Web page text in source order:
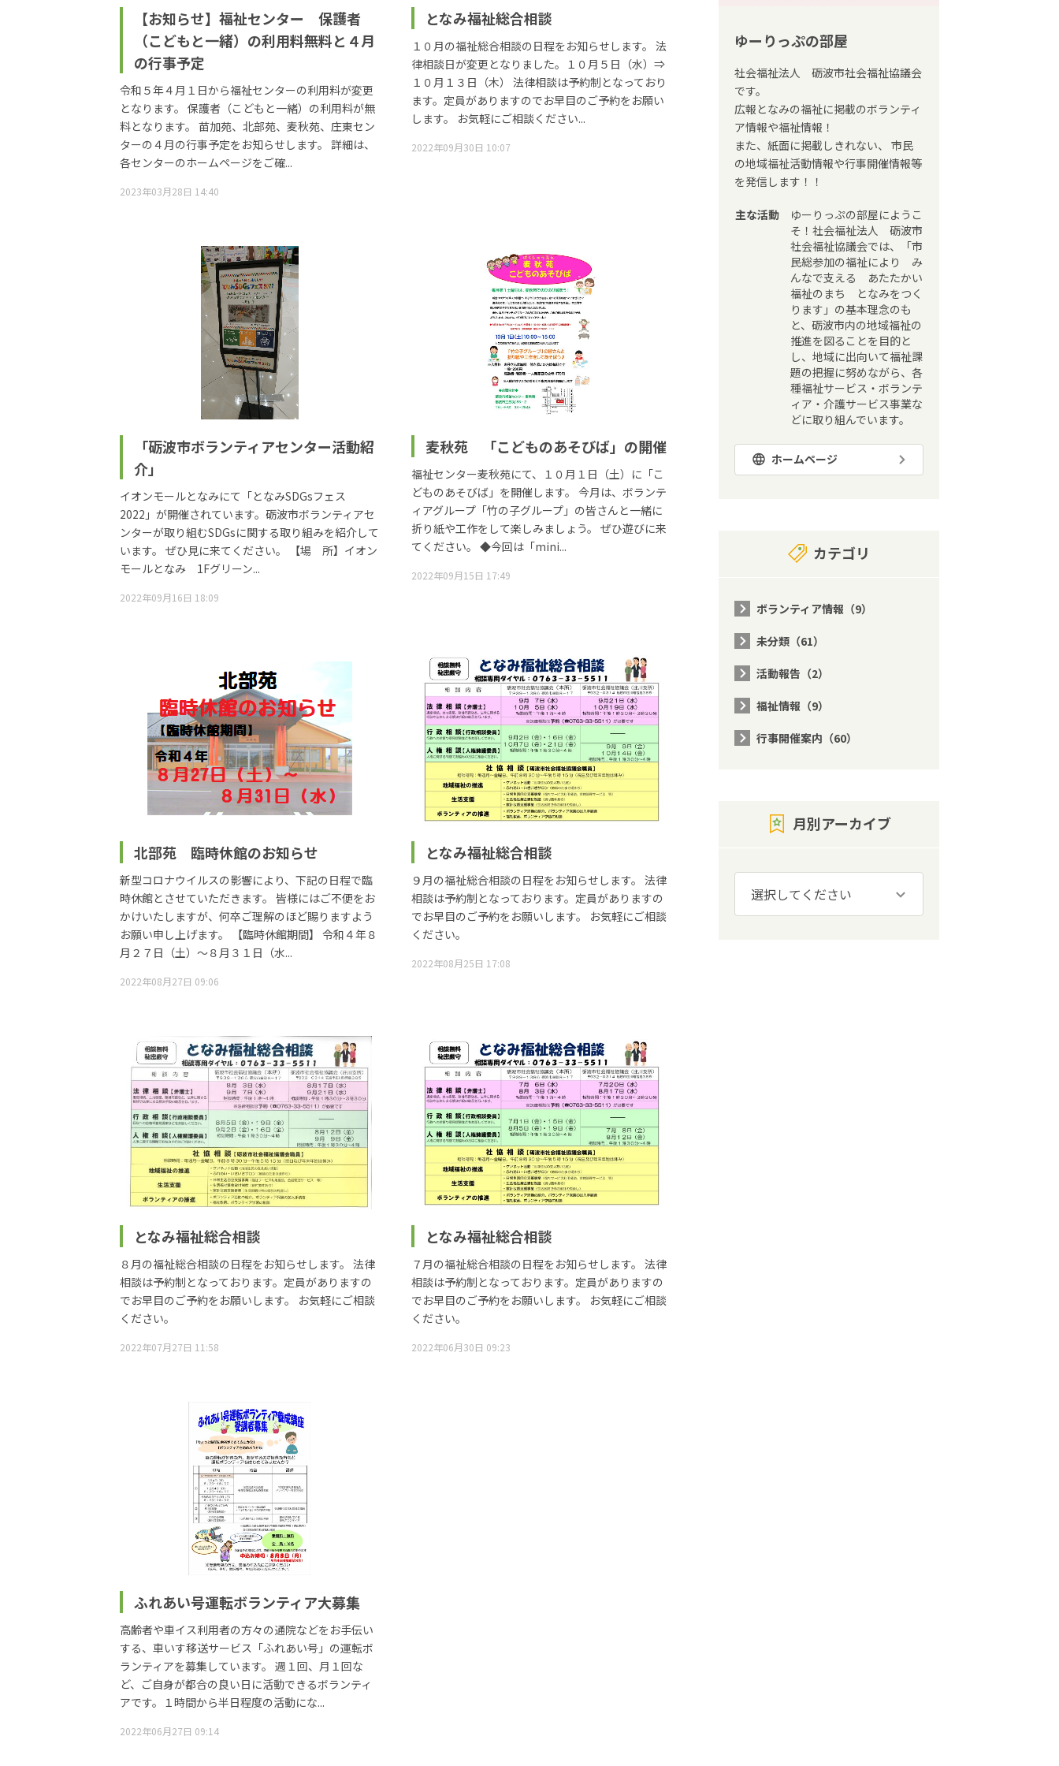
【お知らせ】福祉センター 保護者
（こどもと一緒）の利用料無料と４月
の行事予定
令和５年４月１日から福祉センターの利用料が変更
となります。 保護者（こどもと一緒）の利用料が無
料となります。 苗加苑、北部苑、麦秋苑、庄東セン
ターの４月の行事予定をお知らせします。 詳細は、
各センターのホームページをご確...
2023年03月28日 14:40
となみ福祉総合相談
１０月の福祉総合相談の日程をお知らせします。 法
律相談日が変更となりました。１０月５日（水）⇒
１０月１３日（木） 法律相談は予約制となっており
ます。定員がありますのでお早目のご予約をお願い
します。 お気軽にご相談ください...
2022年09月30日 10:07
「砺波市ボランティアセンター活動紹
介」
イオンモールとなみにて「となみSDGsフェス
2022」が開催されています。砺波市ボランティアセ
ンターが取り組むSDGsに関する取り組みを紹介して
います。 ぜひ見に来てください。 【場 所】イオン
モールとなみ 1Fグリーン...
2022年09月16日 18:09
麦秋苑 「こどものあそびば」の開催
福祉センター麦秋苑にて、１０月１日（土）に「こ
どものあそびば」を開催します。 今月は、ボランテ
ィアグループ「竹の子グループ」の皆さんと一緒に
折り紙や工作をして楽しみましょう。 ぜひ遊びに来
てください。 ◆今回は「mini...
2022年09月15日 17:49
北部苑 臨時休館のお知らせ
新型コロナウイルスの影響により、下記の日程で臨
時休館とさせていただきます。 皆様にはご不便をお
かけいたしますが、何卒ご理解のほど賜りますよう
お願い申し上げます。 【臨時休館期間】 令和４年８
月２７日（土）～８月３１日（水...
2022年08月27日 09:06
となみ福祉総合相談
９月の福祉総合相談の日程をお知らせします。 法律
相談は予約制となっております。定員がありますの
でお早目のご予約をお願いします。 お気軽にご相談
ください。
2022年08月25日 17:08
となみ福祉総合相談
８月の福祉総合相談の日程をお知らせします。 法律
相談は予約制となっております。定員がありますの
でお早目のご予約をお願いします。 お気軽にご相談
ください。
2022年07月27日 11:58
となみ福祉総合相談
７月の福祉総合相談の日程をお知らせします。 法律
相談は予約制となっております。定員がありますの
でお早目のご予約をお願いします。 お気軽にご相談
ください。
2022年06月30日 09:23
ふれあい号運転ボランティア大募集
高齢者や車イス利用者の方々の通院などをお手伝い
する、車いす移送サービス「ふれあい号」の運転ボ
ランティアを募集しています。 週１回、月１回な
ど、ご自身が都合の良い日に活動できるボランティ
アです。１時間から半日程度の活動にな...
2022年06月27日 09:14
ゆーりっぷの部屋
社会福祉法人 砺波市社会福祉協議会
です。
広報となみの福祉に掲載のボランティ
ア情報や福祉情報！
また、紙面に掲載しきれない、 市民
の地域福祉活動情報や行事開催情報等
を発信します！！
主な活動
ゆーりっぷの部屋にようこ
そ！社会福祉法人 砺波市
社会福祉協議会では、「市
民総参加の福祉により み
んなで支える あたたかい
福祉のまち となみをつく
ります」の基本理念のも
と、砺波市内の地域福祉の
推進を図ることを目的と
し、地域に出向いて福祉課
題の把握に努めながら、各
種福祉サービス・ボランテ
ィア・介護サービス事業な
どに取り組んでいます。
ホームページ
カテゴリ
ボランティア情報（9）
未分類（61）
活動報告（2）
福祉情報（9）
行事開催案内（60）
月別アーカイブ